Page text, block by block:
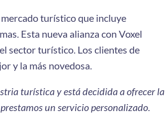
turístico que incluye
Esta nueva alianza con Voxel
sector turístico. Los clientes de
y la más novedosa.
turística y está decidida a ofrecer la
un servicio personalizado.